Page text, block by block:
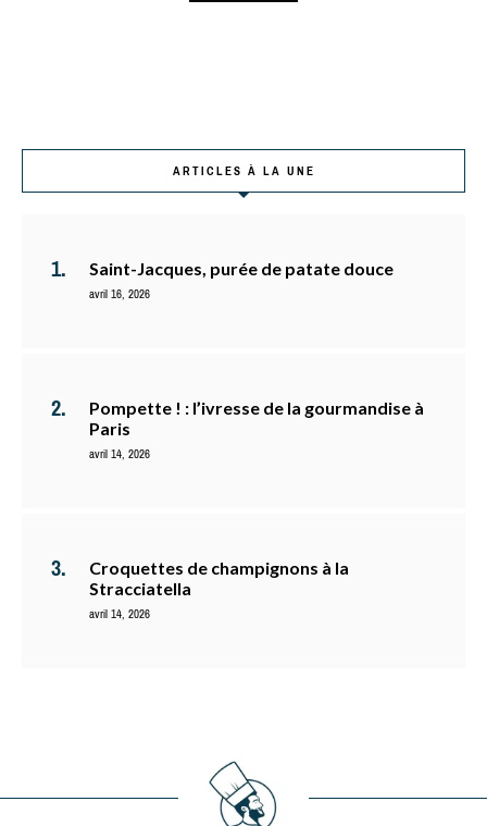
ARTICLES À LA UNE
Saint-Jacques, purée de patate douce
avril 16, 2026
Pompette ! : l’ivresse de la gourmandise à
Paris
avril 14, 2026
Croquettes de champignons à la
Stracciatella
avril 14, 2026